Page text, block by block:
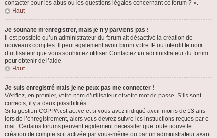
contacter pour les abus ou les questions légales concernant ce forum ? ».
Haut
Je souhaite m’enregistrer, mais je n’y parviens pas !
Il est possible qu’un administrateur du forum ait désactivé la création de
nouveaux comptes. Il peut également avoir banni votre IP ou interdit le nom
d’utilisateur que vous souhaitez utiliser. Contactez un administrateur du forum
pour obtenir de l’aide.
Haut
Je suis enregistré mais je ne peux pas me connecter !
Vérifiez, en premier, votre nom d’utilisateur et votre mot de passe. S’ils sont
corrects, il y a deux possibilités :
Si la gestion COPPA est active et si vous avez indiqué avoir moins de 13 ans
lors de l’enregistrement, alors vous devrez suivre les instructions reçues par e-
mail. Certains forums peuvent également nécessiter que toute nouvelle
création de compte soit activée par vous-même ou par un administrateur avant